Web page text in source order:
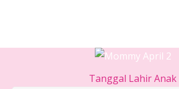
Tanggal Lahir Anak